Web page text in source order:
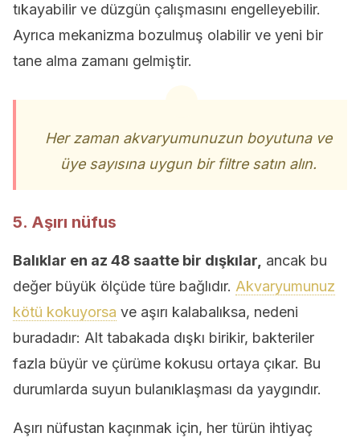
tıkayabilir ve düzgün çalışmasını engelleyebilir.
Ayrıca mekanizma bozulmuş olabilir ve yeni bir
tane alma zamanı gelmiştir.
Her zaman akvaryumunuzun boyutuna ve
üye sayısına uygun bir filtre satın alın.
5. Aşırı nüfus
Balıklar en az 48 saatte bir dışkılar, ancak bu
değer büyük ölçüde türe bağlıdır. Akvaryumunuz
kötü kokuyorsa ve aşırı kalabalıksa, nedeni
buradadır: Alt tabakada dışkı birikir, bakteriler
fazla büyür ve çürüme kokusu ortaya çıkar. Bu
durumlarda suyun bulanıklaşması da yaygındır.
Aşırı nüfustan kaçınmak için, her türün ihtiyaç